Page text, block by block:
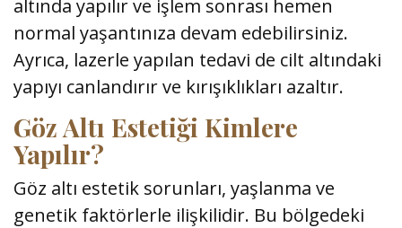
altında yapılır ve işlem sonrası hemen
normal yaşantınıza devam edebilirsiniz.
Ayrıca, lazerle yapılan tedavi de cilt altındaki
yapıyı canlandırır ve kırışıklıkları azaltır.
Göz Altı Estetiği Kimlere
Yapılır?
Göz altı estetik sorunları, yaşlanma ve
genetik faktörlerle ilişkilidir. Bu bölgedeki